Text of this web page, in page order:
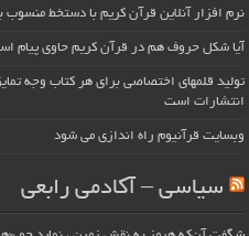
نرم افزار آنلاین قرآن کریم با دستخط
آیا شکل حروف هم در قرآن کریم حاوی پیام
تولید قلمهای اختصاصی برای هر کتاب وجه
انتشارات است
وبسایت قرآنیوم راه اندازی می شود
سیاسی – آکادمی رابعی